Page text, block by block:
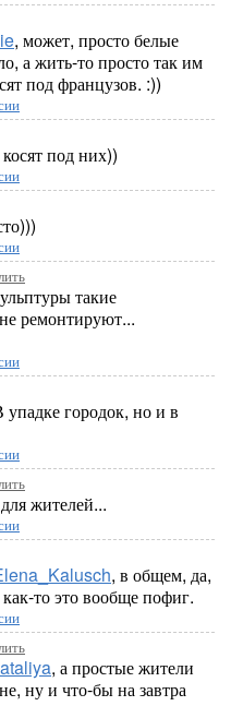
, может, просто белые
а жить-то просто так им
под французов. :))
под них))
такие
ремонтируют...
упадке городок, но и в
жителей...
, в общем, да,
то это вообще пофиг.
, а простые жители
ну и что-бы на завтра